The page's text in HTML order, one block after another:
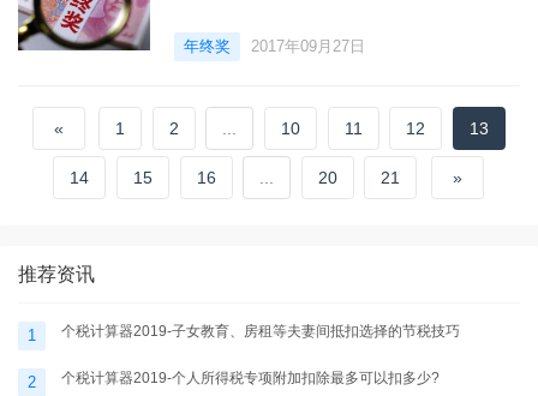
年终奖 2017年09月27日
« 1 2 10 11 12 13
14 15 16 20 21 »
推荐资讯
1 个税计算器2019-子女教育、房租等夫妻间抵扣选择的节税技巧
2 个税计算器2019-个人所得税专项附加扣除最多可以扣多少?